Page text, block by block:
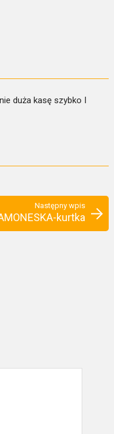
duża kasę szybko I
Następny wpis
kurtka